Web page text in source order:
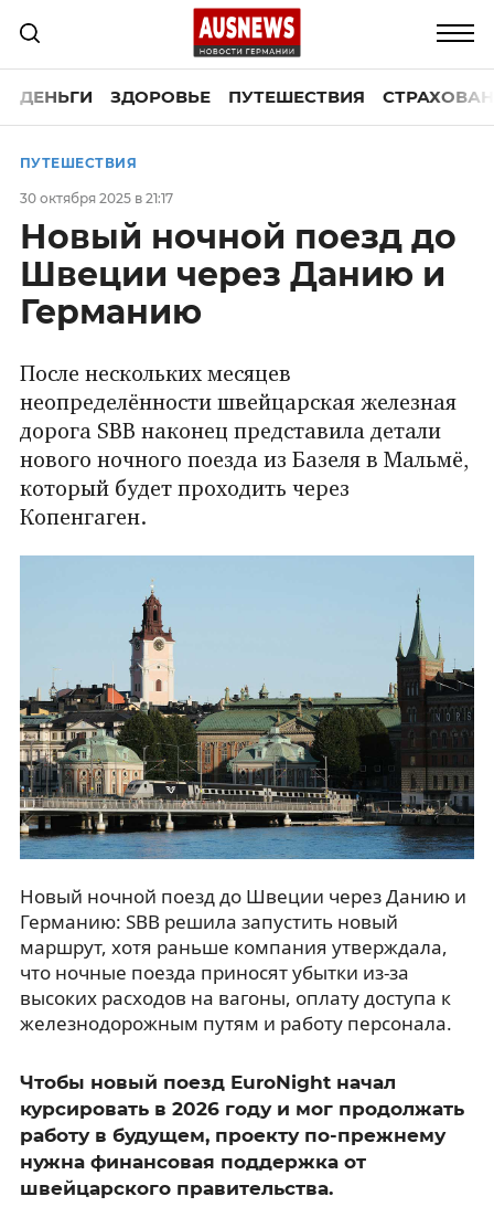
ДЕНЬГИ ЗДОРОВЬЕ ПУТЕШЕСТВИЯ
ПУТЕШЕСТВИЯ
30 октября 2025 в 21:17
Новый ночной поезд до
Швеции через Данию и
Германию
После нескольких месяцев
неопределённости швейцарская железная
дорога SBB наконец представила детали
нового ночного поезда из Базеля в Мальмё,
который будет проходить через
Копенгаген.
Новый ночной поезд до Швеции через Данию и
Германию: SBB решила запустить новый
маршрут, хотя раньше компания утверждала,
что ночные поезда приносят убытки из-за
высоких расходов на вагоны, оплату доступа к
железнодорожным путям и работу персонала.
Чтобы новый поезд EuroNight начал
курсировать в 2026 году и мог продолжать
работу в будущем, проекту по-прежнему
нужна финансовая поддержка от
швейцарского правительства.